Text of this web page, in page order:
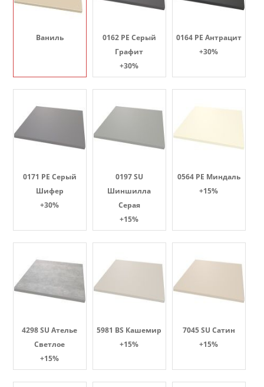
Ваниль
0162 PE Серый
Графит
+30%
0164 PE Антрацит
+30%
0171 PE Серый
Шифер
+30%
0197 SU
Шиншилла
Серая
+15%
0564 PE Миндаль
+15%
4298 SU Ателье
Светлое
+15%
5981 BS Кашемир
+15%
7045 SU Сатин
+15%